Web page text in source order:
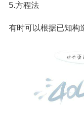
5.方程法
有时可以根据已知构